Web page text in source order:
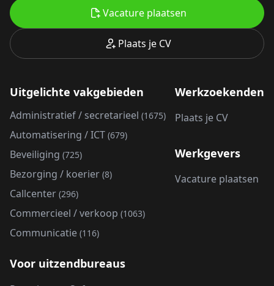
Plaats je CV
Vacature plaatsen
Uitgelichte vakgebieden
Administratief / secretarieel (1675)
Automatisering / ICT (679)
Beveiliging (725)
Bezorging / koerier (8)
Callcenter (296)
Commercieel / verkoop (1063)
Communicatie (116)
Werkzoekenden
Plaats je CV
Werkgevers
Vacature plaatsen
Voor uitzendbureaus